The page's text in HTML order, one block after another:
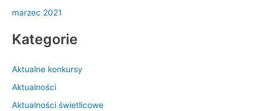
marzec 2021
Kategorie
Aktualne konkursy
Aktualności
Aktualności świetlicowe